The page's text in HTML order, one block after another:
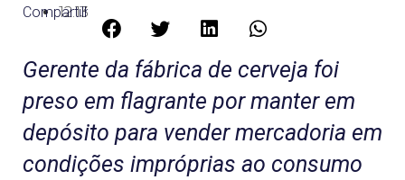
12:13
Compartilhe:
Gerente da fábrica de cerveja foi
preso em flagrante por manter em
depósito para vender mercadoria em
condições impróprias ao consumo